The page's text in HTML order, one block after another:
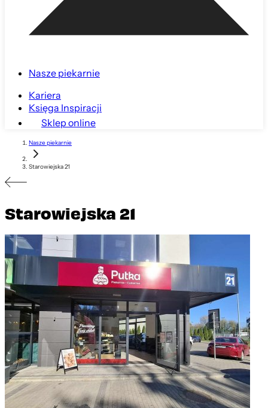
Nasze piekarnie
Kariera
Księga Inspiracji
Sklep online
Nasze piekarnie
Starowiejska 21
Starowiejska 21